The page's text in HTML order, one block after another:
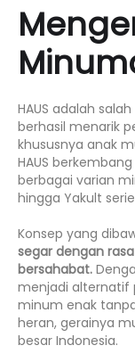
HAUS adalah
berhasil menarik
khususnya anak
HAUS
berbagai varian
hingga Yakult
Konsep yang
segar dengan
bersahabat.
menjadi alternatif
minum enak
heran, gerainya
besar Indonesia.